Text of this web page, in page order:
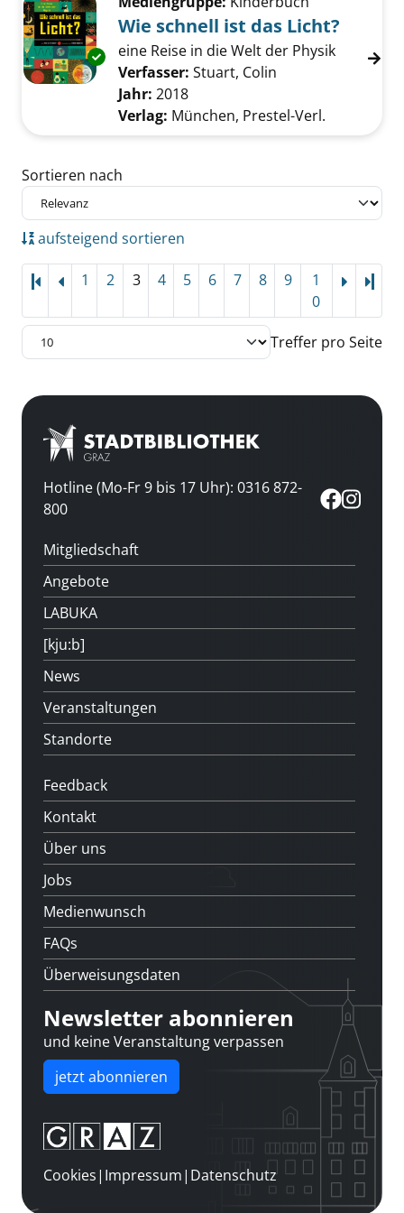
Exemplar-Details von Wie schnell ist das
Wie schnell ist das Licht?
eine Reise in die Welt der Physik
Verfasser: Stuart, Colin
Jahr: 2018
Verlag: München, Prestel-Verl.
Zu den Suchfiltern springen
Sortieren nach
aufsteigend sortieren
1 2 3 4 5 6 7 8 9
1
0
Treffer pro Seite
Hotline (Mo-Fr 9 bis 17 Uhr): 0316 872-
800
Mitgliedschaft
Angebote
LABUKA
[kju:b]
News
Veranstaltungen
Standorte
Feedback
Kontakt
Über uns
Jobs
Medienwunsch
FAQs
Überweisungsdaten
Newsletter abonnieren
und keine Veranstaltung verpassen
jetzt abonnieren
Cookies| Impressum| Datenschutz